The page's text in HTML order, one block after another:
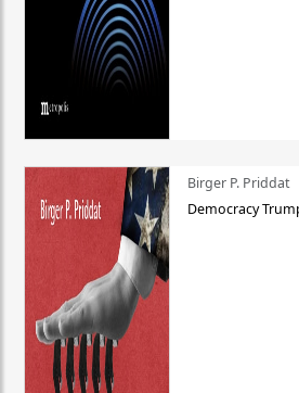
Birger P. Priddat
Democracy